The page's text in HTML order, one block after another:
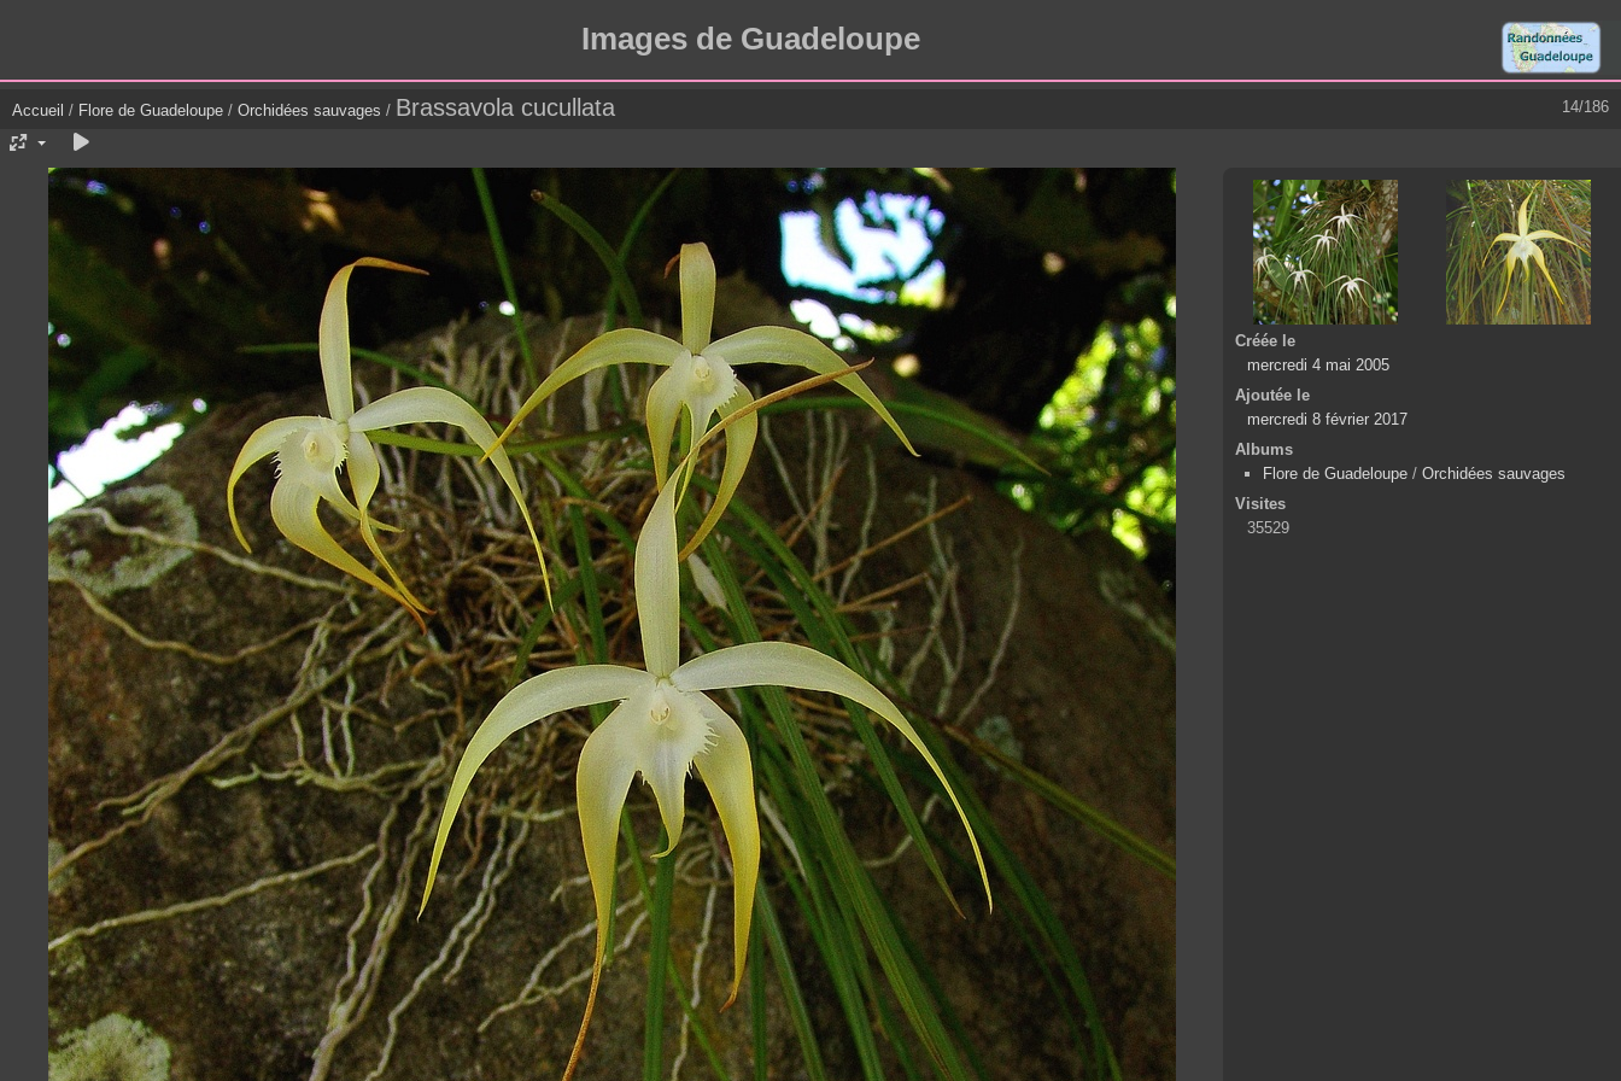
Images de Guadeloupe
14/186
Accueil / Flore de Guadeloupe / Orchidées sauvages / Brassavola cucullata
Créée le
mercredi 4 mai 2005
Ajoutée le
mercredi 8 février 2017
Albums
Flore de Guadeloupe / Orchidées sauvages
Visites
35529